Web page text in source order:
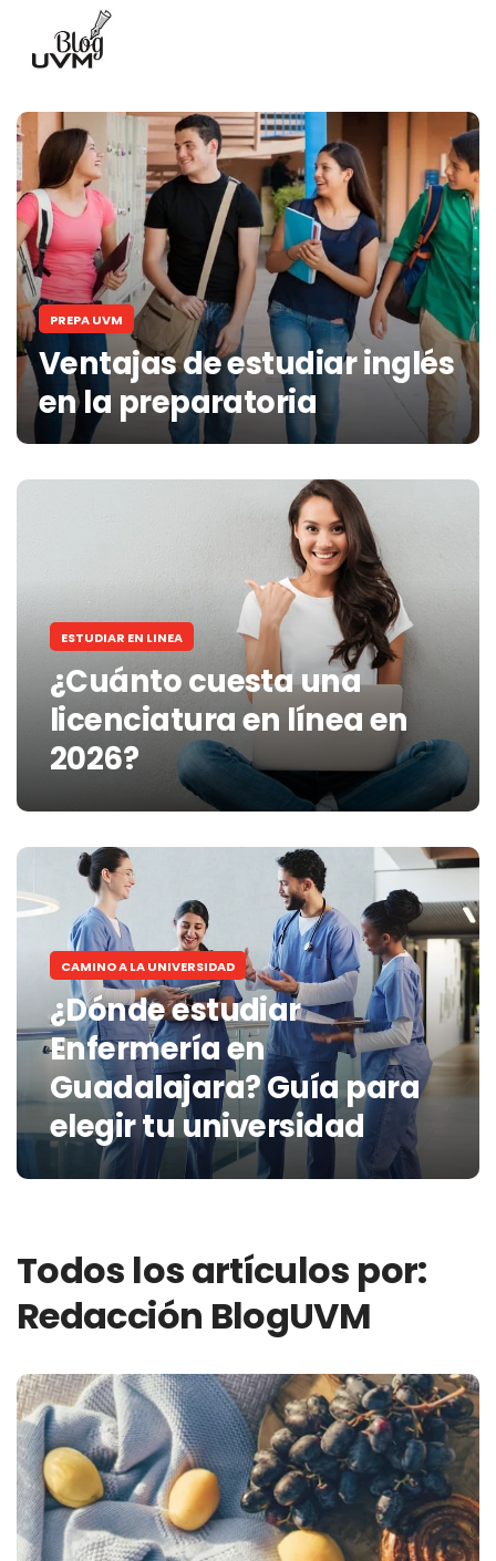
PREPA UVM
Ventajas de estudiar inglés
en la preparatoria
ESTUDIAR EN LINEA
¿Cuánto cuesta una
licenciatura en línea en
2026?
CAMINO A LA UNIVERSIDAD
¿Dónde estudiar
Enfermería en
Guadalajara? Guía para
elegir tu universidad
Todos los artículos por:
Redacción BlogUVM